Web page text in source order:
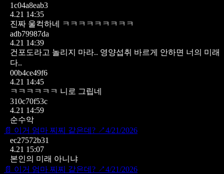
1c04a8eab3
4.21 14:35
진짜 울컥하네 ㅋㅋㅋㅋㅋㅋㅋㅋㅋ
adb79987da
4.21 14:39
건포도라고 놀리지 마라.. 영양섭취 바르게 안하면 너의 미래
다..
00b4ce49f6
4.21 14:45
ㅋㅋㅋㅋㅋㅋ 니로 그립네
310c70f53c
4.21 14:59
순수악
📄 이거 엄마 찌찌 같은데? ↗4/21/2026
ec27572b31
4.21 15:07
본인의 미래 아니냐
📄 이거 엄마 찌찌 같은데? ↗4/21/2026